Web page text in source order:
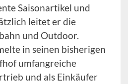
Saisonartikel und
leitet er die
und Outdoor.
in seinen bisherigen
umfangreiche
und als Einkäufer